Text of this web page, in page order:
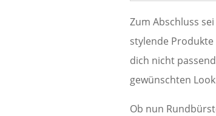
Zum Abschluss
stylende
dich nicht
gewünschten
Ob nun